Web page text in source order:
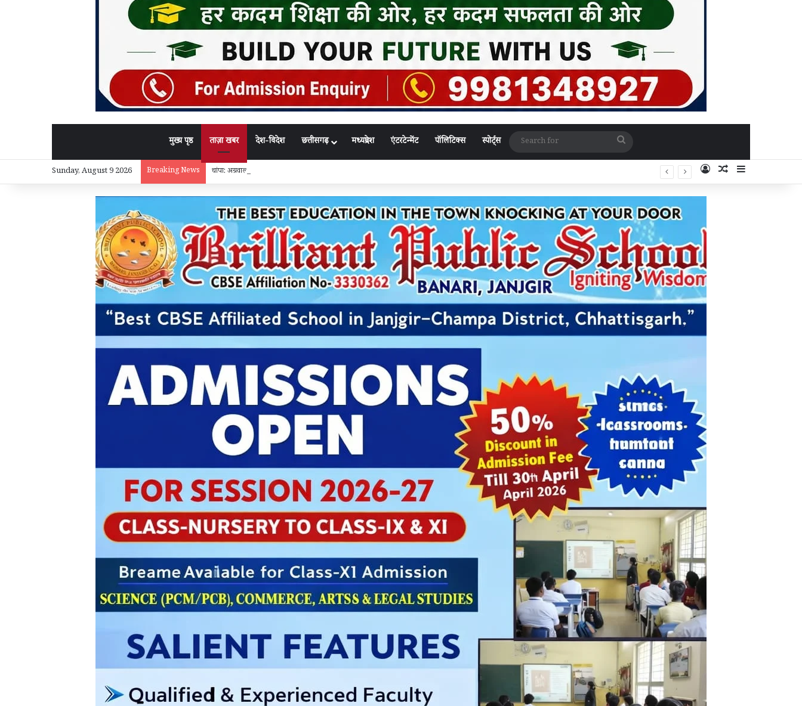
मुख्य पृष्ठ ताज़ा खबर देश-विदेश छत्तीसगढ़ मध्यप्रदेश एंटरटेन्मेंट पॉलिटिक्स स्पोर्ट्स
Search
for
Sunday, August 9 2026 Breaking News चांपा: अग्रवाल सेवा संघ के नए अध्यक्ष बने विष्णु मोदी, सर्वसम्मति से हुआ चयन Log InRandom Article
Sidebar